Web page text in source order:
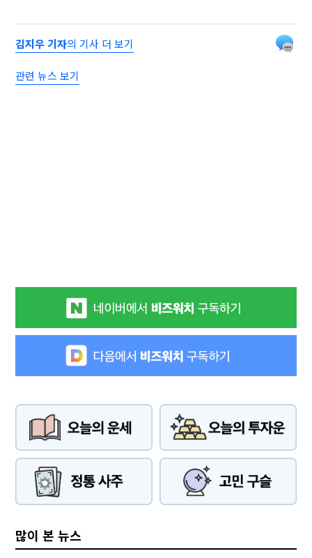
김지우 기자의 기사 더 보기
관련 뉴스 보기
많이 본 뉴스